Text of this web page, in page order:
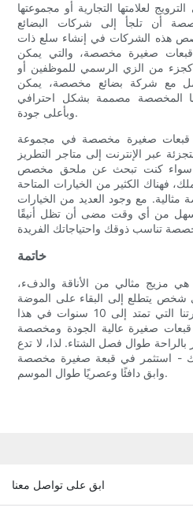
لعلامتها التجارية أو مجموعتها
أن تلجأ إلى شركات البضائع
هذه الشركات في إنشاء سلع ذات
صغيرة مخصصة، والتي يمكن
كجزء من الزي الرسمي للموظفين أو
مع شركة بضائع مخصصة، يمكن
المخصصة مصممة بشكل احترافي
وبأعلى جودة.
قبعات صغيرة مخصصة في مجموعة
عبر الإنترنت إلى متاجر التطريز
سواء كنت تبحث عن ملحق مخصص
الكثير من الخيارات المتاحة
مع وجود العديد من الخيارات
من أي وقت مضى أن تظل أنيقًا
خاتمة
مزيج مثالي من الأناقة والدفء،
شخص يتطلع إلى البقاء على الموضة
خلال الأشهر الباردة. بفضل خبرتنا التي تمتد إلى 10 سنوات في هذا
قبعات صغيرة عالية الجودة ومخصصة
بالراحة طوال فصل الشتاء. لذا، لا تدع
- استثمر في قبعة صغيرة مخصصة
وابق دافئًا وعصريًا طوال الموسم.
ابق على تواصل معنا